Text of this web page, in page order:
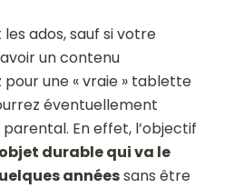
ados, sauf si votre
un contenu
une « vraie » tablette
éventuellement
En effet, l’objectif
durable qui va le
annéessans être